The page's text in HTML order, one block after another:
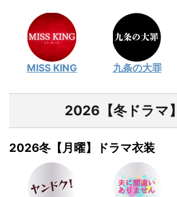
MISS KING 九条の大罪
2026【冬ドラマ
2026冬【月曜】ドラマ衣装